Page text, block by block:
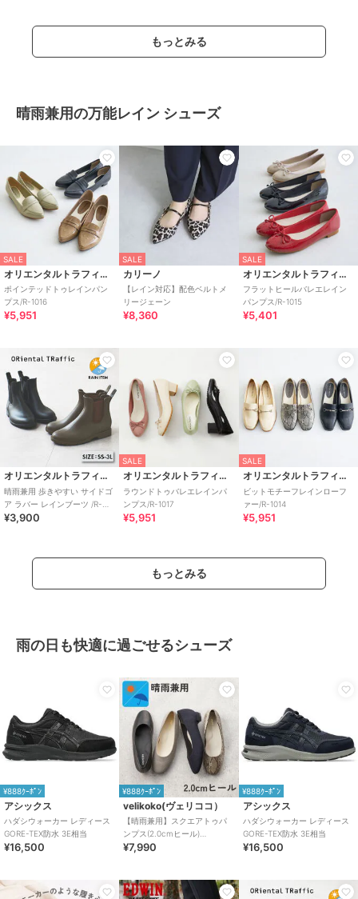
もっとみる
晴雨兼用の万能レイン シューズ
SALE
オリエンタルトラフィック
ポインテッドトゥレインパン
プス/R-1016
¥5,951
SALE
カリーノ
【レイン対応】配色ベルトメ
リージェーン
¥8,360
SALE
オリエンタルトラフィック
フラットヒールバレエレイン
パンプス/R-1015
¥5,401
オリエンタルトラフィック
晴雨兼用 歩きやすい サイドゴ
ア ラバー レインブーツ /R-
0015
¥3,900
SALE
オリエンタルトラフィック
ラウンドトゥバレエレインパ
ンプス/R-1017
¥5,951
SALE
オリエンタルトラフィック
ビットモチーフレインローフ
ァー/R-1014
¥5,951
もっとみる
雨の日も快適に過ごせるシューズ
¥888ｸｰﾎﾟﾝ
アシックス
ハダシウォーカー レディース
GORE-TEX防水 3E相当
¥16,500
¥888ｸｰﾎﾟﾝ
velikoko(ヴェリココ）
【晴雨兼用】スクエアトゥパ
ンプス(2.0cmヒール)
[19.5~27cm]ラクチンきれいシ
¥7,990
¥888ｸｰﾎﾟﾝ
アシックス
ハダシウォーカー レディース
GORE-TEX防水 3E相当
¥16,500